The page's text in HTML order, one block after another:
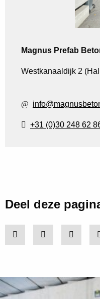
Magnus Prefab
Westkanaaldijk 2
+31 (0)30 248 62
Deel deze
Share on LinkedIn
Share onShare